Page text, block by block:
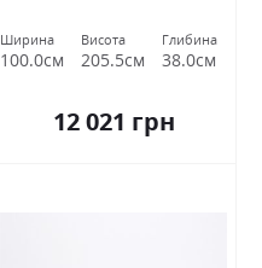
Ширина
100.0см
Висота
205.5см
Глибина
38.0см
12 021 грн